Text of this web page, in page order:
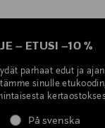
– ETUSI –10 %
parhaat edut ja
sinulle
På svenska